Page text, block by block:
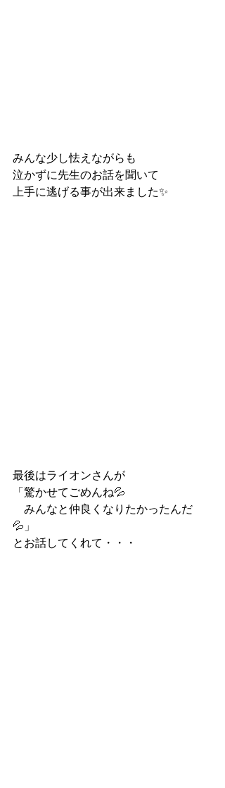
みんな少し怯えながらも
泣かずに先生のお話を聞いて
上手に逃げる事が出来ました✨
最後はライオンさんが
「驚かせてごめんね💦
みんなと仲良くなりたかったんだ
💦」
とお話してくれて・・・